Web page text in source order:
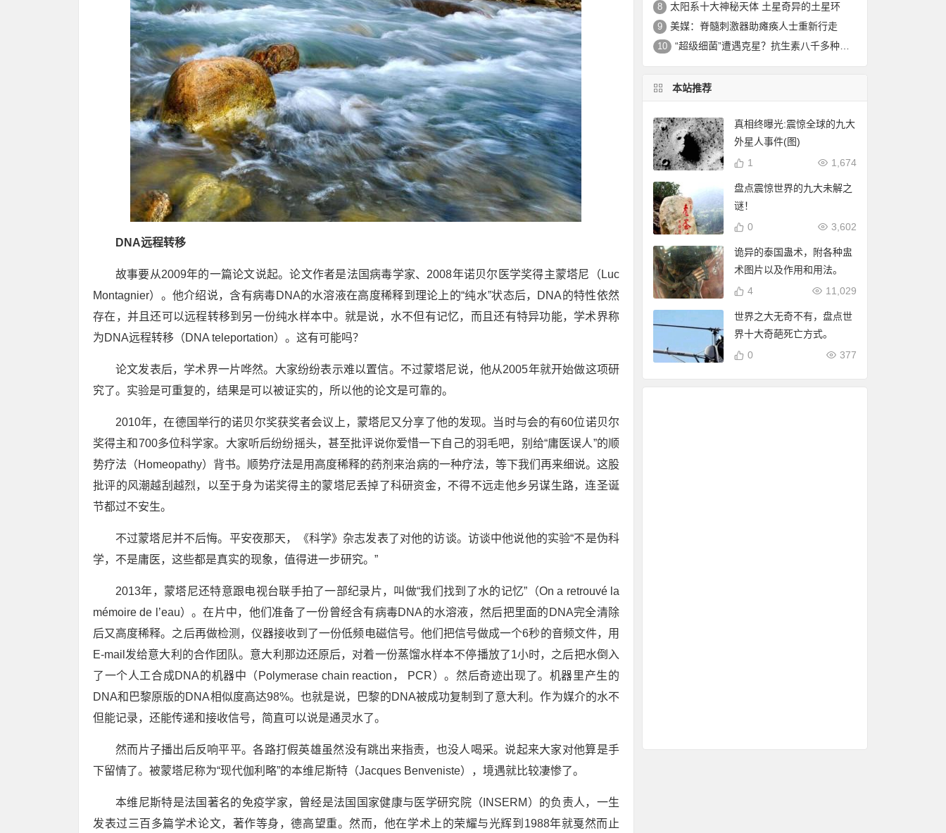
DNA远程转移
故事要从2009年的一篇论文说起。论文作者是法国病毒学家、2008年诺贝尔医学奖得主蒙塔尼（Luc
Montagnier）。他介绍说，含有病毒DNA的水溶液在高度稀释到理论上的“纯水”状态后，DNA的特性依然
存在，并且还可以远程转移到另一份纯水样本中。就是说，水不但有记忆，而且还有特异功能，学术界称
为DNA远程转移（DNA teleportation）。这有可能吗？
论文发表后，学术界一片哗然。大家纷纷表示难以置信。不过蒙塔尼说，他从2005年就开始做这项研
究了。实验是可重复的，结果是可以被证实的，所以他的论文是可靠的。
2010年，在德国举行的诺贝尔奖获奖者会议上，蒙塔尼又分享了他的发现。当时与会的有60位诺贝尔
奖得主和700多位科学家。大家听后纷纷摇头，甚至批评说你爱惜一下自己的羽毛吧，别给“庸医误人”的顺
势疗法（Homeopathy）背书。顺势疗法是用高度稀释的药剂来治病的一种疗法，等下我们再来细说。这股
批评的风潮越刮越烈，以至于身为诺奖得主的蒙塔尼丢掉了科研资金，不得不远走他乡另谋生路，连圣诞
节都过不安生。
不过蒙塔尼并不后悔。平安夜那天，《科学》杂志发表了对他的访谈。访谈中他说他的实验“不是伪科
学，不是庸医，这些都是真实的现象，值得进一步研究。”
2013年，蒙塔尼还特意跟电视台联手拍了一部纪录片，叫做“我们找到了水的记忆”（On a retrouvé la
mémoire de l’eau）。在片中，他们准备了一份曾经含有病毒DNA的水溶液，然后把里面的DNA完全清除
后又高度稀释。之后再做检测，仪器接收到了一份低频电磁信号。他们把信号做成一个6秒的音频文件，用
E-mail发给意大利的合作团队。意大利那边还原后，对着一份蒸馏水样本不停播放了1小时，之后把水倒入
了一个人工合成DNA的机器中（Polymerase chain reaction， PCR）。然后奇迹出现了。机器里产生的
DNA和巴黎原版的DNA相似度高达98%。也就是说，巴黎的DNA被成功复制到了意大利。作为媒介的水不
但能记录，还能传递和接收信号，简直可以说是通灵水了。
然而片子播出后反响平平。各路打假英雄虽然没有跳出来指责，也没人喝采。说起来大家对他算是手
下留情了。被蒙塔尼称为“现代伽利略”的本维尼斯特（Jacques Benveniste），境遇就比较凄惨了。
本维尼斯特是法国著名的免疫学家，曾经是法国国家健康与医学研究院（INSERM）的负责人，一生
发表过三百多篇学术论文，著作等身，德高望重。然而，他在学术上的荣耀与光辉到1988年就戛然而止
8 太阳系十大神秘天体 土星奇异的土星环
9 美媒：脊髓刺激器助瘫痪人士重新行走
10 “超级细菌”遭遇克星？抗生素八千多种新组合效果惊人
本站推荐
真相终曝光:震惊全球的九大
外星人事件(图)
1,674
1
盘点震惊世界的九大未解之
谜！
3,602
0
诡异的泰国蛊术，附各种盅
术图片以及作用和用法。
11,029
4
世界之大无奇不有，盘点世
界十大奇葩死亡方式。
377
0